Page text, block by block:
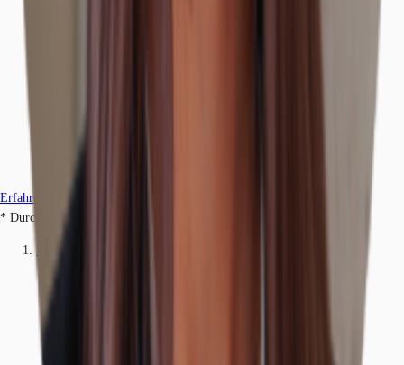
Erfahren Sie mehr
* Durchschnittspreis auf Grundlage historischer Transaktionen.
Einzelhandel